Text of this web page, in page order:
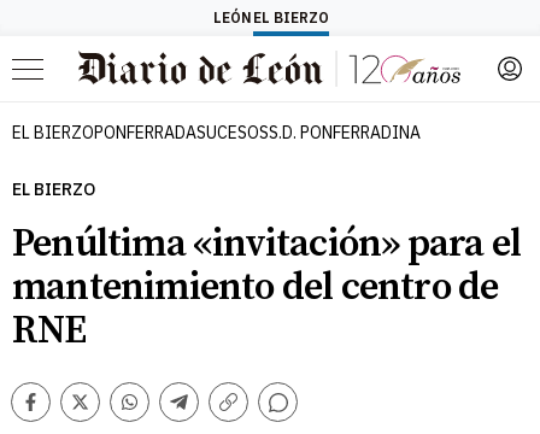
LEÓN EL BIERZO
Menú
EL BIERZOPONFERRADASUCESOSS.D. PONFERRADINA
EL BIERZO
Penúltima «invitación» para el
mantenimiento del centro de
RNE
Facebook
TwitterWhatsappTelegram
Copiar
Comentarios